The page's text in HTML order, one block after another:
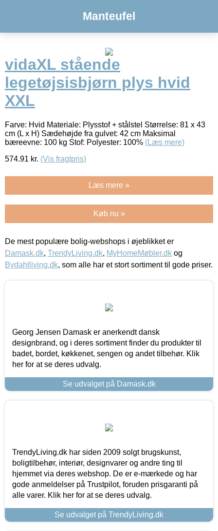
Manteufel
vidaXL stående
legetøjsisbjørn plys hvid
XXL
Farve: Hvid Materiale: Plysstof + stålstel Størrelse: 81 x 43
cm (L x H) Sædehøjde fra gulvet: 42 cm Maksimal
bæreevne: 100 kg Stof: Polyester: 100% (Læs mere)
574.91 kr. (Vis fragtpris)
Læs mere »
Køb nu »
De mest populære bolig-webshops i øjeblikket er
Damask.dk, TrendyLiving.dk, MyHomeMøbler.dk og
Bydahlliving.dk, som alle har et stort sortiment til gode priser.
Georg Jensen Damask er anerkendt dansk
designbrand, og i deres sortiment finder du produkter til
badet, bordet, køkkenet, sengen og andet tilbehør. Klik
her for at se deres udvalg.
Se udvalget på Damask.dk
TrendyLiving.dk har siden 2009 solgt brugskunst,
boligtilbehør, interiør, designvarer og andre ting til
hjemmet via deres webshop. De er e-mærkede og har
gode anmeldelser på Trustpilot, foruden prisgaranti på
alle varer. Klik her for at se deres udvalg.
Se udvalget på TrendyLiving.dk